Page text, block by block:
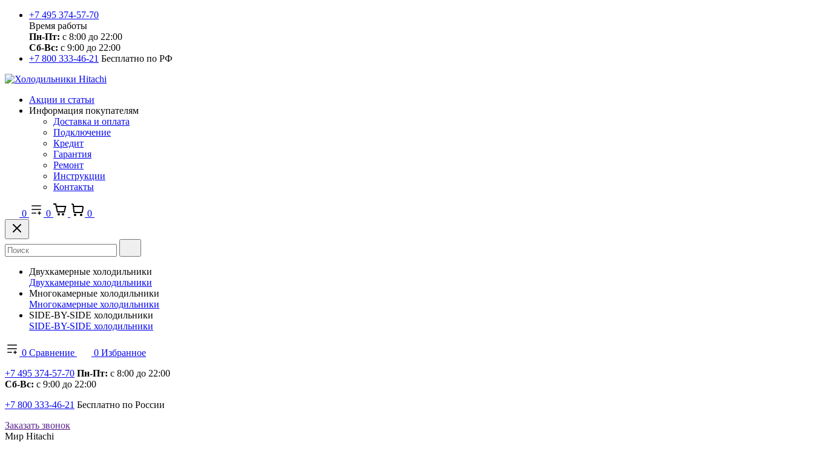
+7 495 374-57-70
Время работы
Пн-Пт: с 8:00 до 22:00
Сб-Вс: с 9:00 до 22:00
+7 800 333-46-21 Бесплатно по РФ
Акции и статьи
Информация покупателям
Доставка и оплата
Подключение
Кредит
Гарантия
Ремонт
Инструкции
Контакты
0 0 0
Двухкамерные холодильники
Двухкамерные холодильники
Многокамерные холодильники
Многокамерные холодильники
SIDE-BY-SIDE холодильники
SIDE-BY-SIDE холодильники
0 Сравнение 0 Избранное
+7 495 374-57-70 Пн-Пт: с 8:00 до 22:00
Сб-Вс: с 9:00 до 22:00
+7 800 333-46-21 Бесплатно по России
Заказать звонок
Мир Hitachi